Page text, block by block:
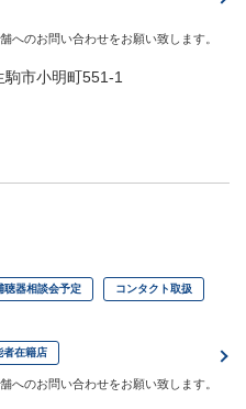
のお問い合わせをお願い致します。
市小明町551-1
聴器相談会予定 コンタクト取扱
者在籍店
のお問い合わせをお願い致します。